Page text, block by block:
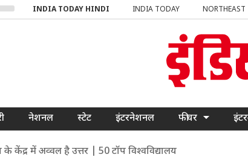
INDIA TODAY HINDI INDIA TODAY NORTHEAST
नेशनल स्टेट इंटरनेशनल फीचर
के केंद्र में अव्वल है उत्तर | 50 टॉप विश्‍वविद्यालय